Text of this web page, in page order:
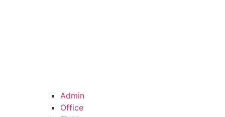
Admin
Office